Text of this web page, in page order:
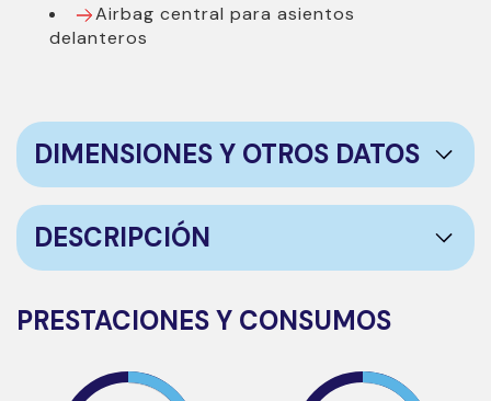
Airbag central para asientos
delanteros
DIMENSIONES Y OTROS DATOS
Ancho 1890m
Alto 1680m
Maletero
DESCRIPCIÓN
***EQUIPAMIENTO SERIE INCLUIDO***
- Ocho altavoces
PRESTACIONES Y CONSUMOS